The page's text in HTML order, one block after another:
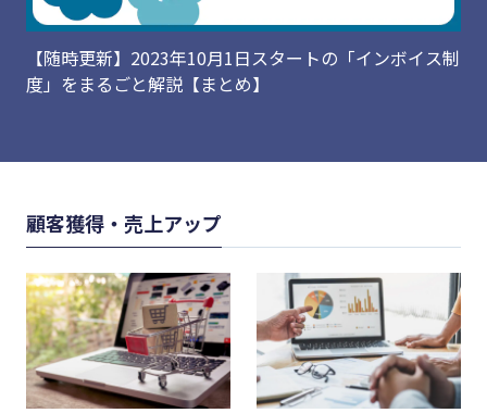
【随時更新】2023年10月1日スタートの「インボイス制
度」をまるごと解説【まとめ】
顧客獲得・売上アップ